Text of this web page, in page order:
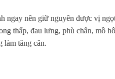
ngay nên giữ nguyên được vị
thấp, đau lưng, phù chân, mồ
làm tăng cân.